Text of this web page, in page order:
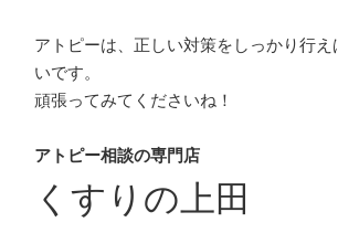
アトピーは、正しい対策をしっかり行え
いです。
頑張ってみてくださいね！
アトピー相談の専門店
くすりの上田